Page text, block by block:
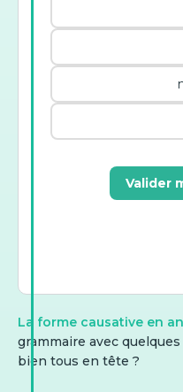
Valider
La forme causative en
grammaire avec
bien tous en tête ?